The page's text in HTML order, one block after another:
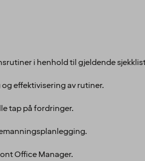
i henhold til gjeldende
effektivisering av rutiner.
tap på fordringer.
Office Manager.